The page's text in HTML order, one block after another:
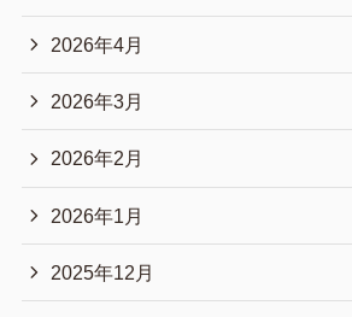
2026年4月
2026年3月
2026年2月
2026年1月
2025年12月